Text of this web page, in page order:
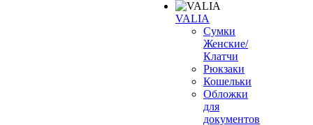
VALIA
Сумки
Женские/
Клатчи
Рюкзаки
Кошельки
Обложки
для
документов